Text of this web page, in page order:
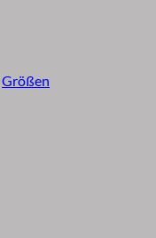
Größen